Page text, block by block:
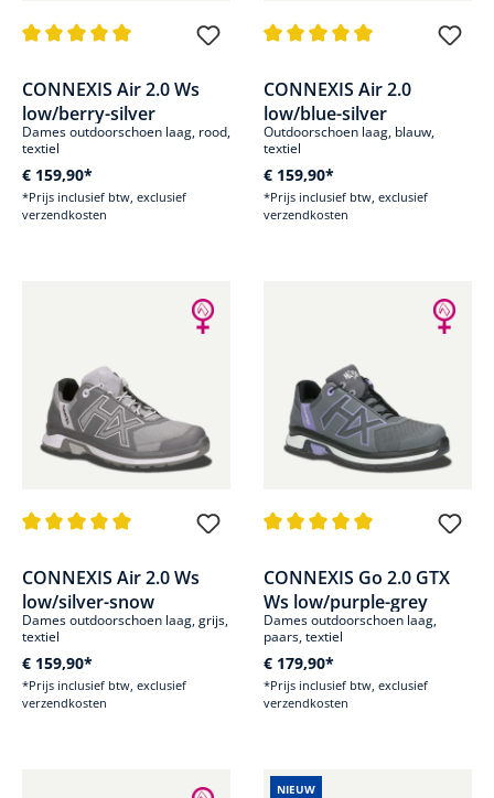
CONNEXIS Air 2.0 Ws
low/berry-silver
Dames outdoorschoen laag, rood,
textiel
€ 159,90*
*Prijs inclusief btw, exclusief
verzendkosten
CONNEXIS Air 2.0
low/blue-silver
Outdoorschoen laag, blauw,
textiel
€ 159,90*
*Prijs inclusief btw, exclusief
verzendkosten
CONNEXIS Air 2.0 Ws
low/silver-snow
Dames outdoorschoen laag, grijs,
textiel
€ 159,90*
*Prijs inclusief btw, exclusief
verzendkosten
CONNEXIS Go 2.0 GTX
Ws low/purple-grey
Dames outdoorschoen laag,
paars, textiel
€ 179,90*
*Prijs inclusief btw, exclusief
verzendkosten
NIEUW